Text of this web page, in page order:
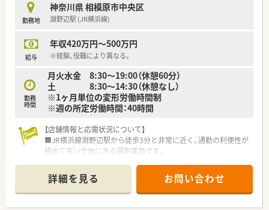
勤務地
神奈川県 相模原市中央区
淵野辺駅 (JR横浜線)
給与
年収420万円～500万円
※経験、役職により異なる。
勤務
時間
月火水金 8:30～19:00（休憩60分）
土 8:30～14:30（休憩なし）
※1ヶ月単位の変形労働時間制
※週の所定労働時間：40時間
【店舗情報と応需状況について】
■JR横浜線淵野辺駅から徒歩3分と非常に近く、通勤の利便性が
極めて高い立地にある調剤薬局です。
しており、薬剤師3名体制で対応します。
■常勤3名に加えてパート3名が在籍し、常時4名の薬剤師と優秀
な事務員が連携して運営しています。
詳細を見る お問い合わせ